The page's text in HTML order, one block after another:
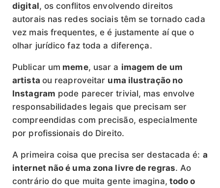
digital, os conflitos envolvendo direitos
autorais nas redes sociais têm se tornado cada
vez mais frequentes, e é justamente aí que o
olhar jurídico faz toda a diferença.
Publicar um meme, usar a imagem de um
artista ou reaproveitar uma ilustração no
Instagram pode parecer trivial, mas envolve
responsabilidades legais que precisam ser
compreendidas com precisão, especialmente
por profissionais do Direito.
A primeira coisa que precisa ser destacada é: a
internet não é uma zona livre de regras. Ao
contrário do que muita gente imagina, todo o